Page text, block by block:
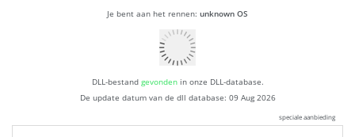
Je bent aan het rennen: unknown OS
DLL-bestand gevondenin onze DLL-database.
De update datum van de dll database: 09 Aug 2026
speciale aanbieding